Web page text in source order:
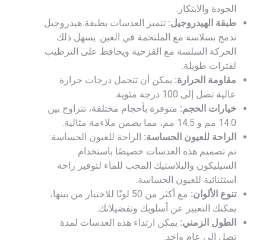
الجودة والابتكار.
طبقة الهيدروجيل: تتميز العدسات بطبقة هيدروجيل
تدمج بسلاسة مع الملتحمة في العين. يسهل ذلك
الحركة السلسة مع القزحية ويحافظ على الترطيب
لفترات طويلة.
مقاومة الحرارة: يمكن أن تتحمل درجات حرارة
عالية تصل إلى 100 درجة مئوية.
خيارات الحجم: متوفرة بأحجام مختلفة، تتراوح بين
14.0 مم و 14.5 مم، مما يضمن ملاءمة مثالية.
الراحة للعيون الحساسة: الراحة للعيون الحساسة:
تم تصميم هذه العدسات خصيصًا باستخدام
السيليكون والبلاستيك المحب للماء لتوفير راحة
استثنائية للعيون الحساسة.
تنوع الألوان:
مع أكثر من 50 لونًا للاختيار من بينها،
يمكنك التعبير عن أسلوبك وتفضيلاتك.
الطول الزمني: يمكن ارتداء هذه العدسات لمدة
تصل إلى عام واحد.